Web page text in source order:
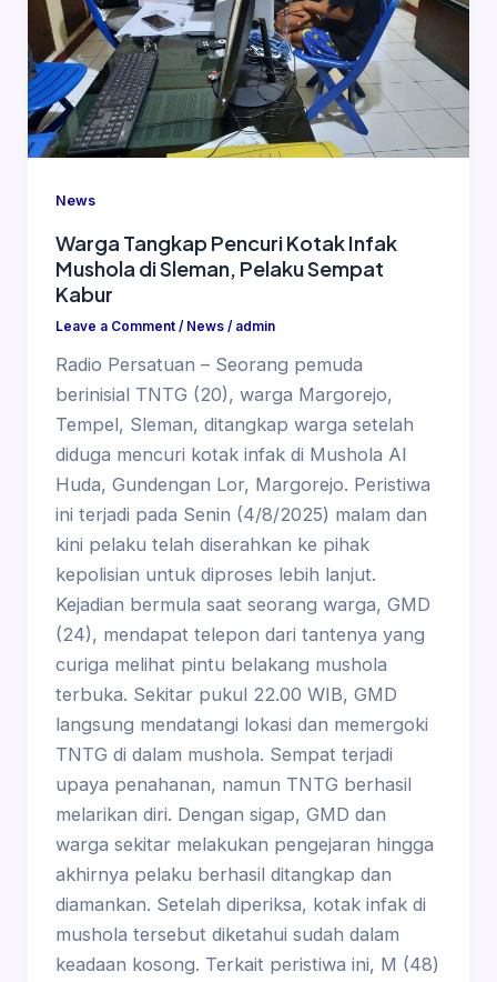
News
Warga Tangkap Pencuri Kotak Infak
Mushola di Sleman, Pelaku Sempat
Kabur
Leave a Comment / News/ admin
Radio Persatuan – Seorang pemuda
berinisial TNTG (20), warga Margorejo,
Tempel, Sleman, ditangkap warga setelah
diduga mencuri kotak infak di Mushola Al
Huda, Gundengan Lor, Margorejo. Peristiwa
ini terjadi pada Senin (4/8/2025) malam dan
kini pelaku telah diserahkan ke pihak
kepolisian untuk diproses lebih lanjut.
Kejadian bermula saat seorang warga, GMD
(24), mendapat telepon dari tantenya yang
curiga melihat pintu belakang mushola
terbuka. Sekitar pukul 22.00 WIB, GMD
langsung mendatangi lokasi dan memergoki
TNTG di dalam mushola. Sempat terjadi
upaya penahanan, namun TNTG berhasil
melarikan diri. Dengan sigap, GMD dan
warga sekitar melakukan pengejaran hingga
akhirnya pelaku berhasil ditangkap dan
diamankan. Setelah diperiksa, kotak infak di
mushola tersebut diketahui sudah dalam
keadaan kosong. Terkait peristiwa ini, M (48)